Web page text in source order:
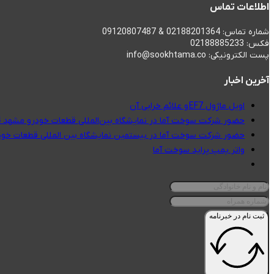
اطلاعات تماس
شماره تماس: 02188201364 & 09120807487
فکس: 02188885233
پست الکترونیکی: info@sookhtama.co
آخرین اخبار
اویل ماژول EF7 و علائم خرابی آن
حضور شرکت سوخت آما در نمایشگاه بین‌المللی قطعات خودرو مشهد 1404
حضور شرکت سوخت آما در بیستمین نمایشگاه بین المللی قطعات
واتر پمپ پراید سوخت آما
ثبت نام در خبرنامه